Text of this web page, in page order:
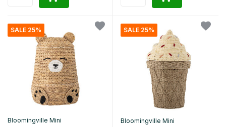
SALE 25%
Bloomingville Mini
SALE 25%
Bloomingville Mini